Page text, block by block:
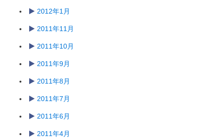
2012年1月
2011年11月
2011年10月
2011年9月
2011年8月
2011年7月
2011年6月
2011年4月